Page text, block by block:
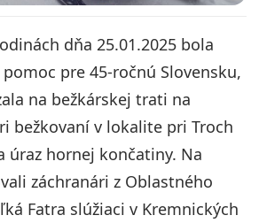
dňa 25.01.2025 bola
pomoc pre 45-ročnú Slovensku,
na bežkárskej trati na
bežkovaní v lokalite pri Troch
úraz hornej končatiny. Na
záchranári z Oblastného
Fatra slúžiaci v Kremnických